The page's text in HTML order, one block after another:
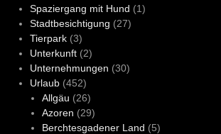
Spaziergang mit Hund (1)
Stadtbesichtigung (27)
Tierpark(3)
Unterkunft(2)
Unternehmungen (30)
Urlaub(452)
Allgäu (26)
Azoren (29)
Berchtesgadener Land (5)